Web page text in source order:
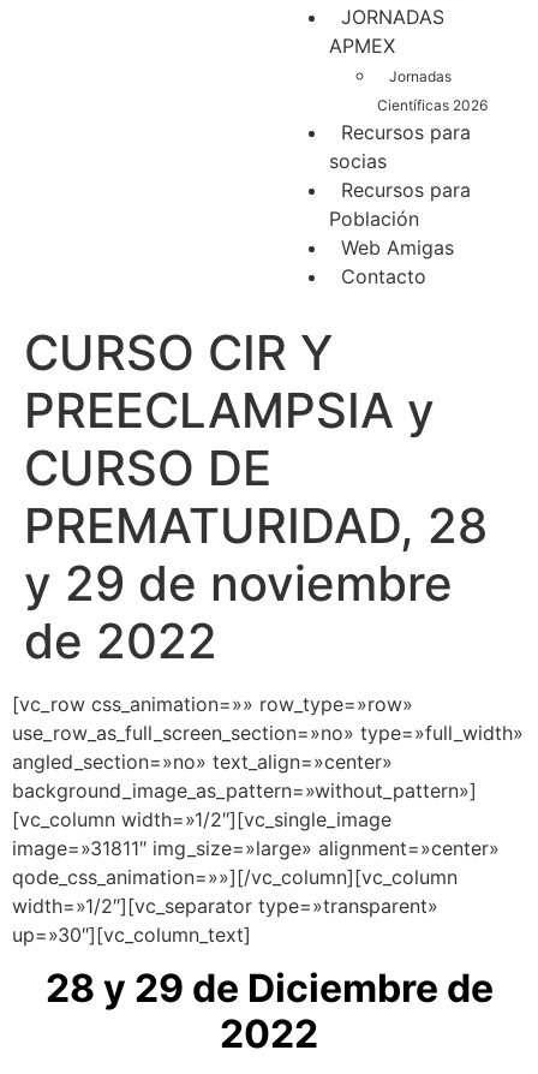
JORNADAS
APMEX
Jornadas
Científicas 2026
Recursos para
socias
Recursos para
Población
Web Amigas
Contacto
CURSO CIR Y
PREECLAMPSIA y
CURSO DE
PREMATURIDAD, 28
y 29 de noviembre
de 2022
[vc_row css_animation=»» row_type=»row»
use_row_as_full_screen_section=»no» type=»full_width»
angled_section=»no» text_align=»center»
background_image_as_pattern=»without_pattern»]
[vc_column width=»1/2″][vc_single_image
image=»31811″ img_size=»large» alignment=»center»
qode_css_animation=»»][/vc_column][vc_column
width=»1/2″][vc_separator type=»transparent»
up=»30″][vc_column_text]
28 y 29 de Diciembre de
2022